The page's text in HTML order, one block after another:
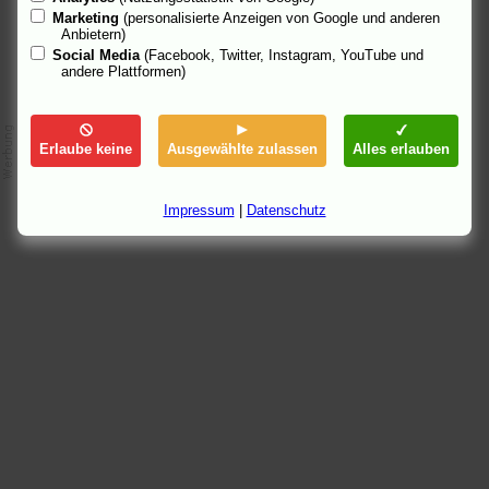
Marketing (personalisierte Anzeigen von Google und anderen
Anbietern)
Social Media (Facebook, Twitter, Instagram, YouTube und
andere Plattformen)
Erlaube keine Ausgewählte zulassen Alles erlauben
Impressum Datenschutz